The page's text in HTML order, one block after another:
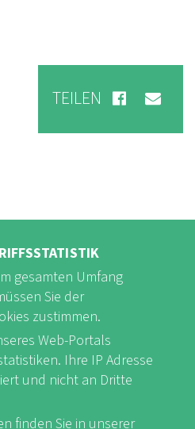
TEILEN
Instagram
gesamten Umfang
Sie der
zustimmen.
Web-Portals
Ihre IP Adresse
und nicht an Dritte
finden Sie in unserer